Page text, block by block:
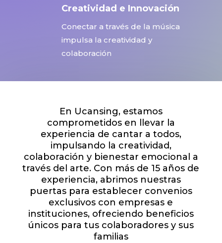
Creatividad e Innovación
Conectar a través de la música
impulsa la creatividad y
colaboración
En Ucansing, estamos
comprometidos en llevar la
experiencia de cantar a todos,
impulsando la creatividad,
colaboración y bienestar emocional a
través del arte. Con más de 15 años de
experiencia, abrimos nuestras
puertas para establecer convenios
exclusivos con empresas e
instituciones, ofreciendo beneficios
únicos para tus colaboradores y sus
familias